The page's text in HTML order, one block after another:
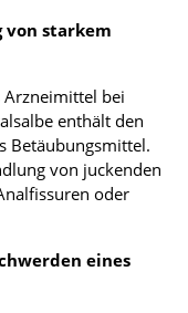
von starkem
Arzneimittel bei
enthält den
Betäubungsmittel.
von juckenden
oder
eines